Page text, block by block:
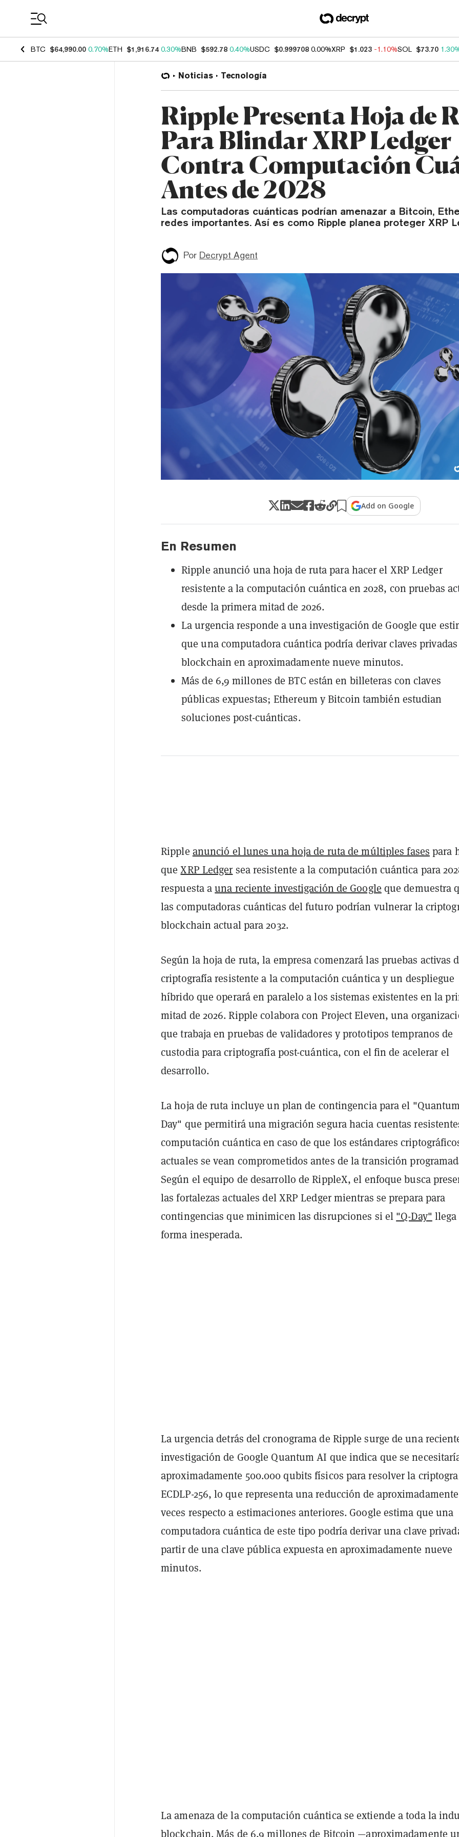
BTC $64,990.00 0.70%ETH $1,916.74 0.30%BNB $592.78 0.40%USDC $0.999708 0.00%XRP $1.023 -1.10%SOL $73.70
Noticias Tecnología
Ripple Presenta Hoja de
Para Blindar XRP Ledger
Contra Computación
Antes de 2028
Las computadoras cuánticas podrían amenazar a Bitcoin,
redes importantes. Así es como Ripple planea proteger XRP
Por Decrypt Agent
Add on Google
En Resumen
Ripple anunció una hoja de ruta para hacer el XRP Ledger
resistente a la computación cuántica en 2028, con pruebas
desde la primera mitad de 2026.
La urgencia responde a una investigación de Google que
que una computadora cuántica podría derivar claves privadas
blockchain en aproximadamente nueve minutos.
Más de 6,9 millones de BTC están en billeteras con claves
públicas expuestas; Ethereum y Bitcoin también estudian
soluciones post-cuánticas.
Ripple anunció el lunes una hoja de ruta de múltiples fases para
queXRP Ledger sea resistente a la computación cuántica para
respuesta auna reciente investigación de Google que demuestra
las computadoras cuánticas del futuro podrían vulnerar la
blockchain actual para 2032.
Según la hoja de ruta, la empresa comenzará las pruebas activas
criptografía resistente a la computación cuántica y un despliegue
híbrido que operará en paralelo a los sistemas existentes en la
mitad de 2026. Ripple colabora con Project Eleven, una
que trabaja en pruebas de validadores y prototipos tempranos de
custodia para criptografía post-cuántica, con el fin de acelerar el
desarrollo.
La hoja de ruta incluye un plan de contingencia para el
Day" que permitirá una migración segura hacia cuentas
computación cuántica en caso de que los estándares
actuales se vean comprometidos antes de la transición
Según el equipo de desarrollo de RippleX, el enfoque busca
las fortalezas actuales del XRP Ledger mientras se prepara para
contingencias que minimicen las disrupciones si el "Q-Day" llega
forma inesperada.
La urgencia detrás del cronograma de Ripple surge de una
investigación de Google Quantum AI que indica que se
aproximadamente 500.000 qubits físicos para resolver la
ECDLP-256, lo que representa una reducción de
veces respecto a estimaciones anteriores. Google estima que una
computadora cuántica de este tipo podría derivar una clave
partir de una clave pública expuesta en aproximadamente nueve
minutos.
La amenaza de la computación cuántica se extiende a toda la
blockchain. Más de 6,9 millones de Bitcoin —aproximadamente